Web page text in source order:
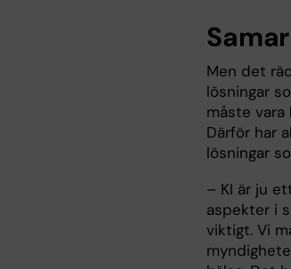
Men det
lösningar
måste
Därför har
lösningar
– KI är ju
aspekter i
viktigt. Vi